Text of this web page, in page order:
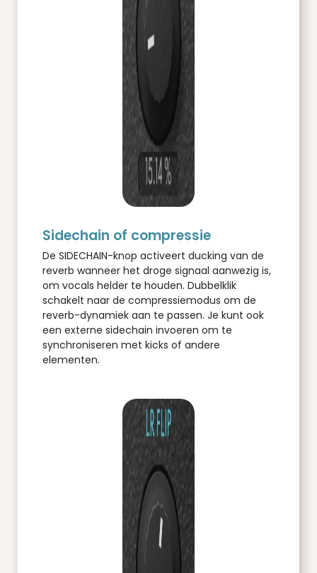
Sidechain of compressie
De SIDECHAIN-knop activeert ducking van de
reverb wanneer het droge signaal aanwezig is,
om vocals helder te houden. Dubbelklik
schakelt naar de compressiemodus om de
reverb-dynamiek aan te passen. Je kunt ook
een externe sidechain invoeren om te
synchroniseren met kicks of andere
elementen.